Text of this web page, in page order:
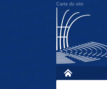
Carte du site